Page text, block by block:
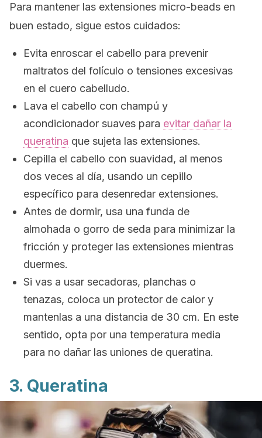
Para mantener las extensiones micro-beads en
buen estado, sigue estos cuidados:
Evita enroscar el cabello para prevenir
maltratos del folículo o tensiones excesivas
en el cuero cabelludo.
Lava el cabello con champú y
acondicionador suaves para evitar dañar la
queratina que sujeta las extensiones.
Cepilla el cabello con suavidad, al menos
dos veces al día, usando un cepillo
específico para desenredar extensiones.
Antes de dormir, usa una funda de
almohada o gorro de seda para minimizar la
fricción y proteger las extensiones mientras
duermes.
Si vas a usar secadoras, planchas o
tenazas, coloca un protector de calor y
mantenlas a una distancia de 30 cm. En este
sentido, opta por una temperatura media
para no dañar las uniones de queratina.
3. Queratina